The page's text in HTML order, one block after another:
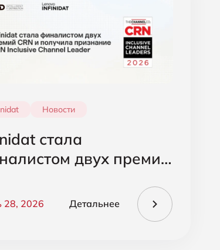
Новости
стала
двух премий
CRN Inclusive
28, 2026 Детальнее